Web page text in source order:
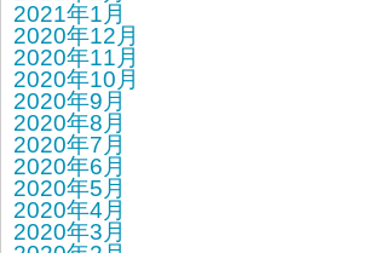
2021年1月
2020年12月
2020年11月
2020年10月
2020年9月
2020年8月
2020年7月
2020年6月
2020年5月
2020年4月
2020年3月